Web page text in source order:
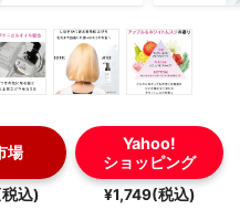
場
込)
Yahoo!
ショッピング
¥1,749(税込)